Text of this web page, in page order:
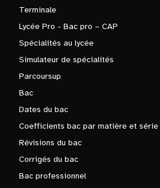
Terminale
Lycée Pro - Bac pro – CAP
Spécialités au lycée
Simulateur de spécialités
Parcoursup
Bac
Dates du bac
Coefficients bac par matière et série
Révisions du bac
Corrigés du bac
Bac professionnel